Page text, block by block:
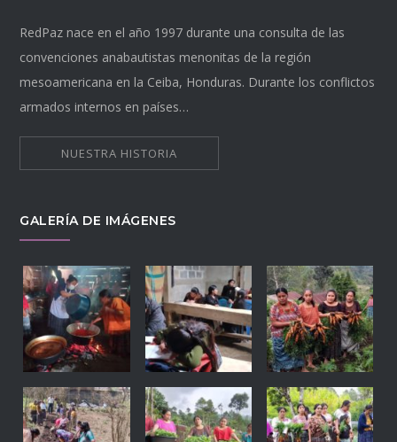
RedPaz nace en el año 1997 durante una consulta de las
convenciones anabautistas menonitas de la región
mesoamericana en la Ceiba, Honduras. Durante los conflictos
armados internos en países…
NUESTRA HISTORIA
GALERÍA DE IMÁGENES